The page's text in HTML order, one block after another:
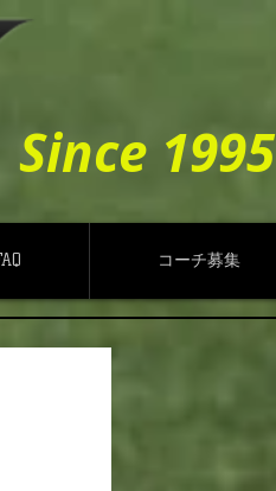
Since 1995
コーチ募集